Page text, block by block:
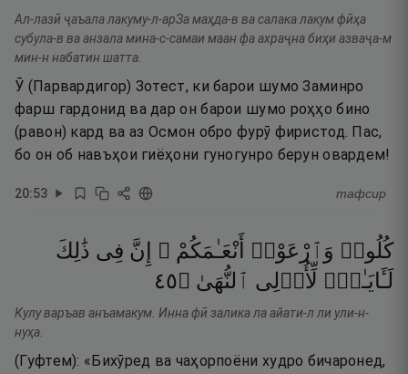
Ал-лазӣ ҷаъала лакуму-л-арЗа маҳда-в ва салака лакум фӣҳа
субула-в ва анзала мина-с-самаи маан фа ахраҷна биҳи азваҷа-м
мин-н набатин шатта.
Ӯ (Парвардигор) Зотест, ки барои шумо Заминро
фарш гардонид ва дар он барои шумо роҳҳо бино
(равон) кард ва аз Осмон обро фурӯ фиристод. Пас,
бо он об навъҳои гиёҳони гуногунро берун овардем!
20:53 тафсир
كُلُوا۟ وَٱرْعَوْا۟ أَنْعَـٰمَكُمْ ۗ إِنَّ فِى ذَٰلِكَ
لَـَٔايَـٰتٍۢ لِّأُو۟لِى ٱلنُّهَىٰ ۝٥٤
Кулу варъав анъамакум. Инна фӣ залика ла айати-л ли ули-н-
нуҳа.
(Гуфтем): «Бихӯред ва чаҳорпоёни худро бичаронед,